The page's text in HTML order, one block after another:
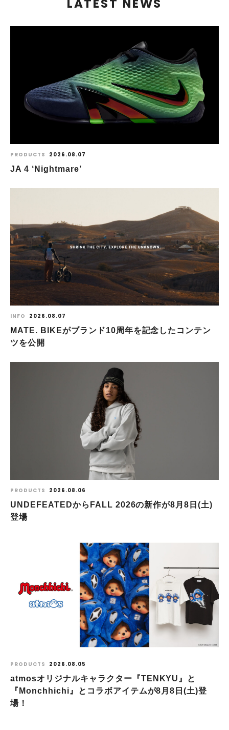
LATEST NEWS
PRODUCTS 2026.08.07
JA 4 ‘Nightmare’
INFO 2026.08.07
MATE. BIKEがブランド10周年を記念したコンテン
ツを公開
PRODUCTS 2026.08.06
UNDEFEATEDからFALL 2026の新作が8⽉8⽇(⼟)
登場
PRODUCTS 2026.08.05
atmosオリジナルキャラクター『TENKYU』と
『Monchhichi』とコラボアイテムが8月8日(土)登
場！